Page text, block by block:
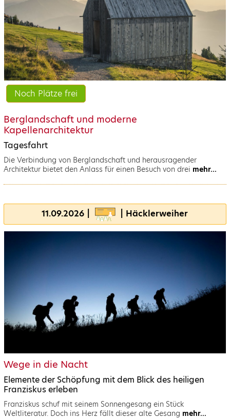
Noch Plätze frei
Berglandschaft und moderne
Kapellenarchitektur
Tagesfahrt
Die Verbindung von Berglandschaft und herausragender
Architektur bietet den Anlass für einen Besuch von drei mehr...
11.09.2026 | | Häcklerweiher
Wege in die Nacht
Elemente der Schöpfung mit dem Blick des heiligen
Franziskus erleben
Franziskus schuf mit seinem Sonnengesang ein Stück
Weltliteratur. Doch ins Herz fällt dieser alte Gesang mehr...